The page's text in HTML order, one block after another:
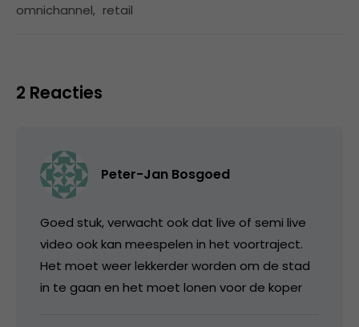
omnichannel, retail
2 Reacties
Peter-Jan Bosgoed
Goed stuk, verwacht ook dat live of semi live
video ook kan meespelen in het voortraject.
Het moet weer lekkerder worden om de stad
in te gaan en het moet lonen voor de koper